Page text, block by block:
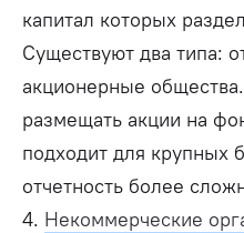
капитал которых
Существуют два типа:
акционерные
размещать акции на
подходит для крупных
отчетность более
4. Некоммерческие